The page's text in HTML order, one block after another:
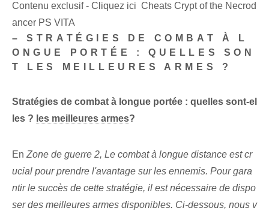
Contenu exclusif - Cliquez ici Cheats Crypt of the Necrod
ancer PS VITA
– STRATÉGIES DE COMBAT À L
ONGUE PORTÉE : QUELLES SON
T LES MEILLEURES ARMES ?
Stratégies de combat à longue portée : quelles sont-el
les ? les meilleures armes?
En Zone de guerre 2,⁢ Le combat à longue distance est cr
ucial⁣ pour‌ prendre l'avantage sur les ennemis. Pour gara
ntir le succès de cette stratégie, il est nécessaire de dispo
ser des meilleures armes disponibles. Ci-dessous, nous v